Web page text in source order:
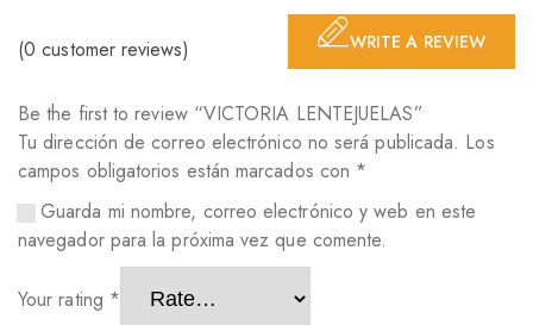
(0 customer reviews) WRITE A REVIEW
Be the first to review “VICTORIA LENTEJUELAS”
Tu dirección de correo electrónico no será publicada. Los
campos obligatorios están marcados con *
Guarda mi nombre, correo electrónico y web en este
navegador para la próxima vez que comente.
Your rating *